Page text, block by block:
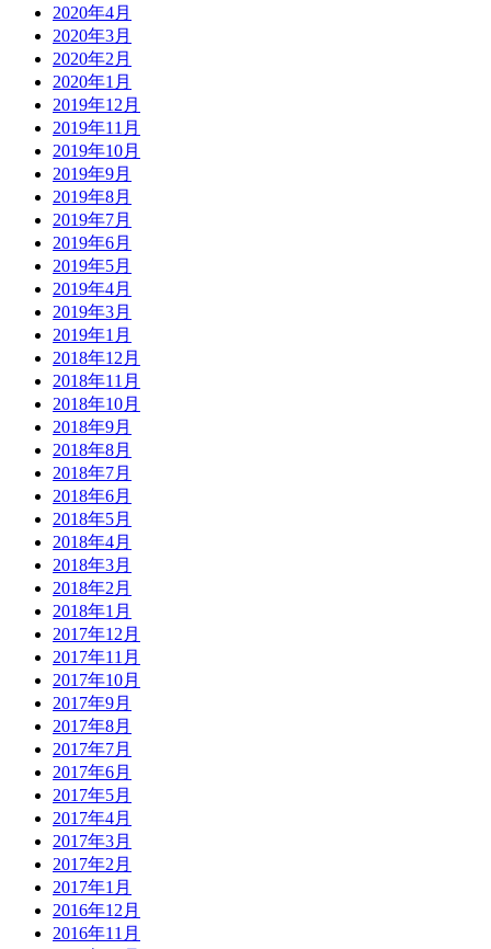
2020年4月
2020年3月
2020年2月
2020年1月
2019年12月
2019年11月
2019年10月
2019年9月
2019年8月
2019年7月
2019年6月
2019年5月
2019年4月
2019年3月
2019年1月
2018年12月
2018年11月
2018年10月
2018年9月
2018年8月
2018年7月
2018年6月
2018年5月
2018年4月
2018年3月
2018年2月
2018年1月
2017年12月
2017年11月
2017年10月
2017年9月
2017年8月
2017年7月
2017年6月
2017年5月
2017年4月
2017年3月
2017年2月
2017年1月
2016年12月
2016年11月